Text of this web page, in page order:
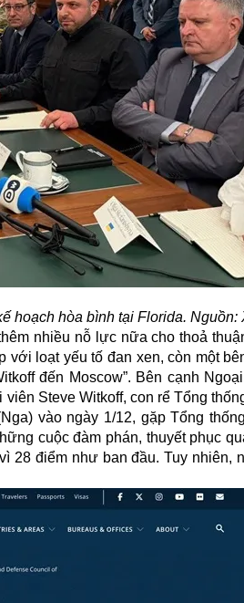
hoạch hòa bình tại Florida. Nguồn:
nhiều nỗ lực nữa cho thoả
loạt yếu tố đan xen, còn một
đến Moscow”. Bên cạnh
Steve Witkoff, con rể Tổng
vào ngày 1/12, gặp Tổng
cuộc đàm phán, thuyết phục
28 điểm như ban đầu. Tuy nhiên,